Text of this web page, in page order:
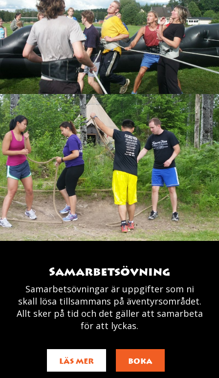
Samarbetsövning
Samarbetsövningar är uppgifter som ni
skall lösa tillsammans på äventyrsområdet.
Allt sker på tid och det gäller att samarbeta
för att lyckas.
LÄS MER BOKA